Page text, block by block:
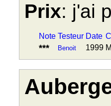
Prix: j'ai
Note Testeur Date
*** Benoit 1999